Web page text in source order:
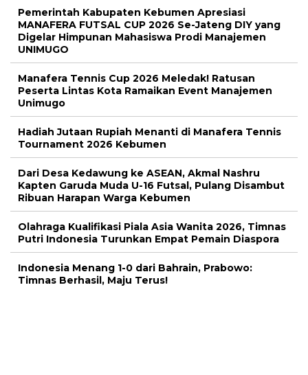
Pemerintah Kabupaten Kebumen Apresiasi
MANAFERA FUTSAL CUP 2026 Se-Jateng DIY yang
Digelar Himpunan Mahasiswa Prodi Manajemen
UNIMUGO
Manafera Tennis Cup 2026 Meledak! Ratusan
Peserta Lintas Kota Ramaikan Event Manajemen
Unimugo
Hadiah Jutaan Rupiah Menanti di Manafera Tennis
Tournament 2026 Kebumen
Dari Desa Kedawung ke ASEAN, Akmal Nashru
Kapten Garuda Muda U-16 Futsal, Pulang Disambut
Ribuan Harapan Warga Kebumen
Olahraga Kualifikasi Piala Asia Wanita 2026, Timnas
Putri Indonesia Turunkan Empat Pemain Diaspora
Indonesia Menang 1-0 dari Bahrain, Prabowo:
Timnas Berhasil, Maju Terus!